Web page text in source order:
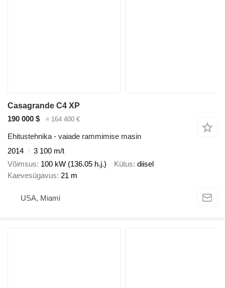
Casagrande C4 XP
190 000 $
≈ 164 400 €
Ehitustehnika - vaiade rammimise masin
2014
3 100 m/t
Võimsus 100 kW (136.05 h.j.) Kütus diisel
Kaevesügavus 21 m
USA, Miami